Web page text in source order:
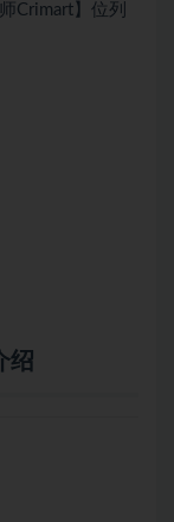
Crimart】位列
绍